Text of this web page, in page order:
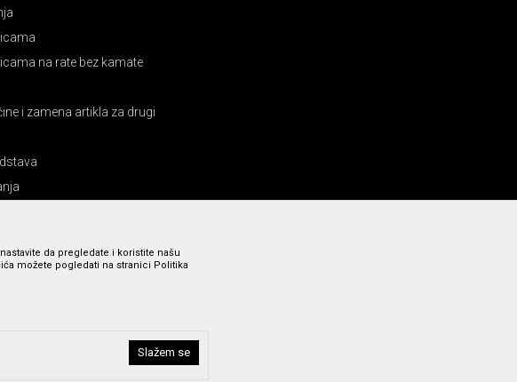
na rate bez kamate
i zamena artikla za drugi
kompletne i bez grešaka. Svi prikazani artikli su deo naše ponude i ne
da pregledate i koristite našu
možete pogledati na stranici Politika
Slažem se